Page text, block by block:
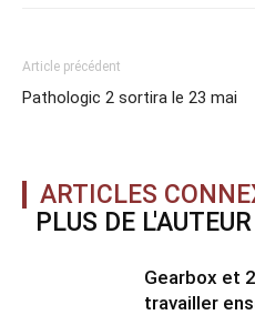
Article précédent
Pathologic 2 sortira le 23 mai
ARTICLES
PLUS DE L'AUTEUR
Gearbox et
travailler